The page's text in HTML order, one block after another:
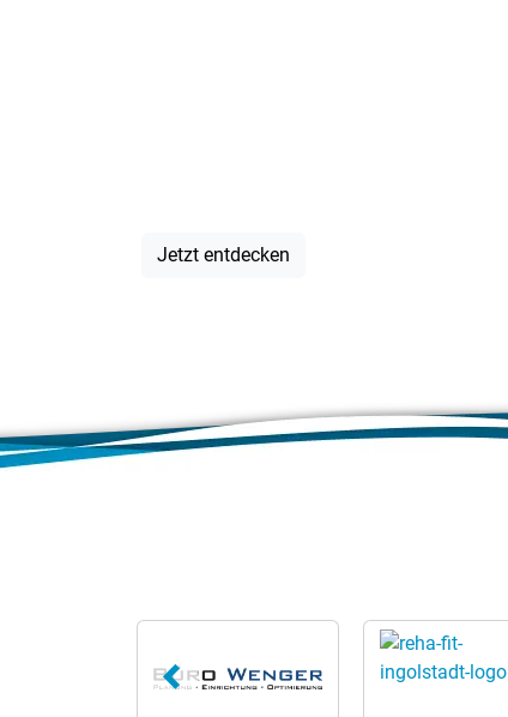
Jetzt entdecken